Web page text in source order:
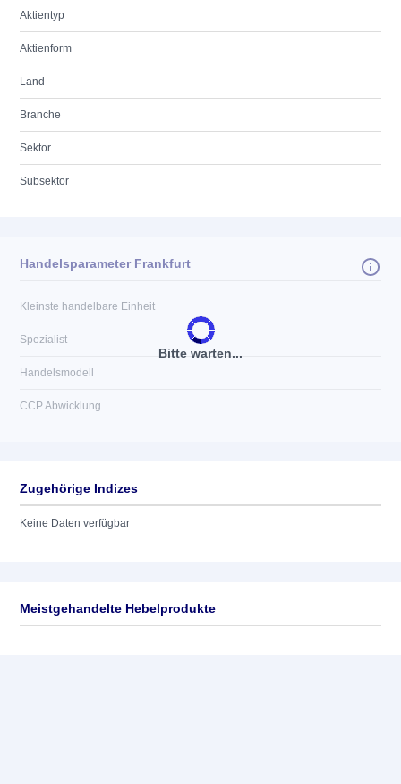
Aktientyp
Aktienform
Land
Branche
Sektor
Subsektor
Bitte warten...
Handelsparameter Frankfurt
Kleinste handelbare Einheit
Spezialist
Handelsmodell
CCP Abwicklung
Zugehörige Indizes
Keine Daten verfügbar
Meistgehandelte Hebelprodukte